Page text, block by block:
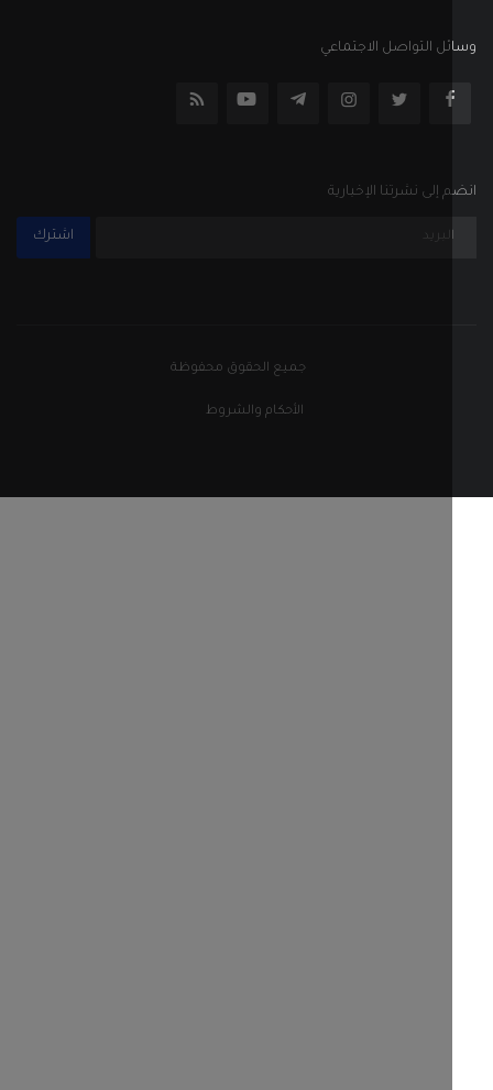
التواصل الاجتماعي
إلى نشرتنا الإخبارية
جميع الحقوق محفوظة
الأحكام والشروط